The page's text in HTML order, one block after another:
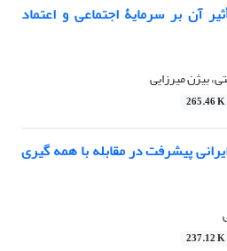
آن بر سرمایۀ اجتماعی و اعتماد
بیژن میرزایی
265.46 K
پیشرفت در مقابله با همه گیری
237.12 K